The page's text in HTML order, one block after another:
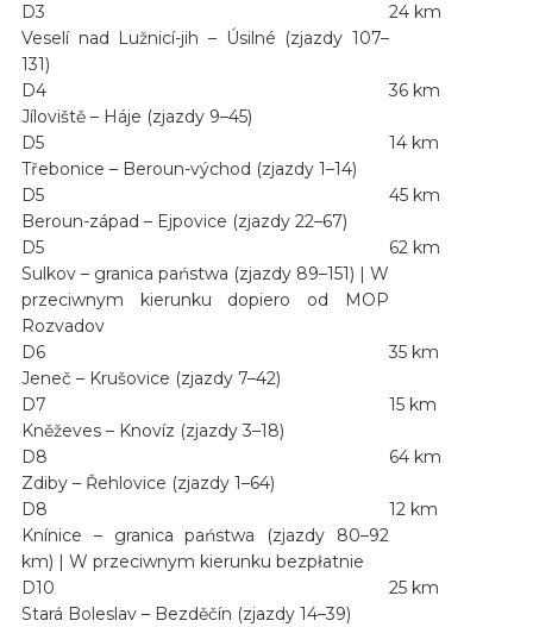
D3
Veselí nad Lužnicí-jih – Úsilné (zjazdy 107–
131)
24 km
D4
Jíloviště – Háje (zjazdy 9–45)
36 km
D5
Třebonice – Beroun-východ (zjazdy 1–14)
14 km
D5
Beroun-západ – Ejpovice (zjazdy 22–67)
45 km
D5
Sulkov – granica państwa (zjazdy 89–151) | W
przeciwnym kierunku dopiero od MOP
Rozvadov
62 km
D6
Jeneč – Krušovice (zjazdy 7–42)
35 km
D7
Kněževes – Knovíz (zjazdy 3–18)
15 km
D8
Zdiby – Řehlovice (zjazdy 1–64)
64 km
D8
Knínice – granica państwa (zjazdy 80–92
km) | W przeciwnym kierunku bezpłatnie
12 km
D10
Stará Boleslav – Bezděčín (zjazdy 14–39)
25 km